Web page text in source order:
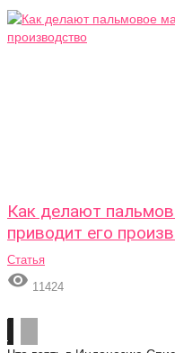
Как делают
приводит его
Статья
 11424